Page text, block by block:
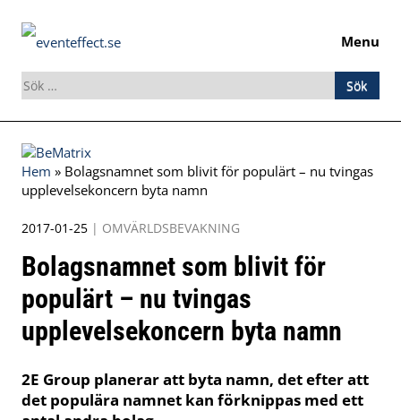
Menu
Sök
efter:
Skip
to
content
Hem » Bolagsnamnet som blivit för populärt – nu tvingas
upplevelsekoncern byta namn
2017-01-25 | OMVÄRLDSBEVAKNING
Bolagsnamnet som blivit för
populärt – nu tvingas
upplevelsekoncern byta namn
2E Group planerar att byta namn, det efter att
det populära namnet kan förknippas med ett